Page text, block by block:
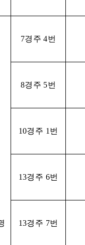
7경주4번
8경주 5번
10경주 1 번
13경주 6번
13경주 7번